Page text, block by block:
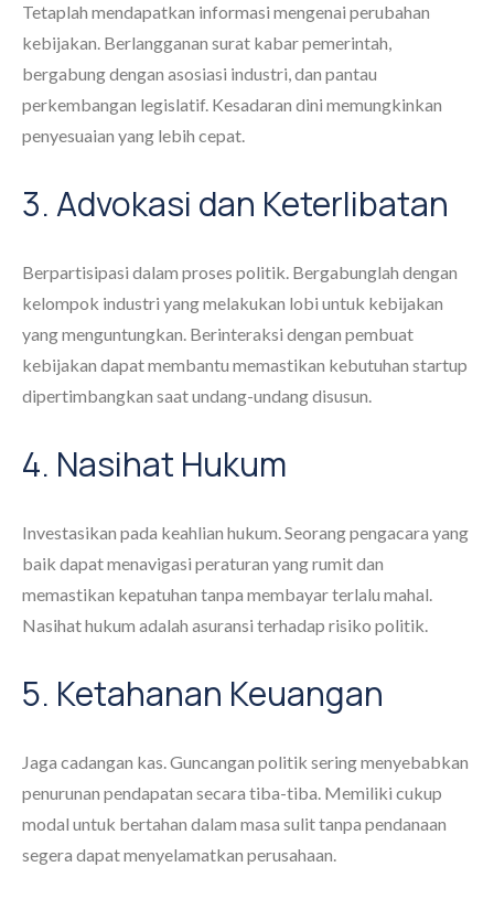
Tetaplah mendapatkan informasi mengenai perubahan
kebijakan. Berlangganan surat kabar pemerintah,
bergabung dengan asosiasi industri, dan pantau
perkembangan legislatif. Kesadaran dini memungkinkan
penyesuaian yang lebih cepat.
3. Advokasi dan Keterlibatan
Berpartisipasi dalam proses politik. Bergabunglah dengan
kelompok industri yang melakukan lobi untuk kebijakan
yang menguntungkan. Berinteraksi dengan pembuat
kebijakan dapat membantu memastikan kebutuhan startup
dipertimbangkan saat undang-undang disusun.
4. Nasihat Hukum
Investasikan pada keahlian hukum. Seorang pengacara yang
baik dapat menavigasi peraturan yang rumit dan
memastikan kepatuhan tanpa membayar terlalu mahal.
Nasihat hukum adalah asuransi terhadap risiko politik.
5. Ketahanan Keuangan
Jaga cadangan kas. Guncangan politik sering menyebabkan
penurunan pendapatan secara tiba-tiba. Memiliki cukup
modal untuk bertahan dalam masa sulit tanpa pendanaan
segera dapat menyelamatkan perusahaan.